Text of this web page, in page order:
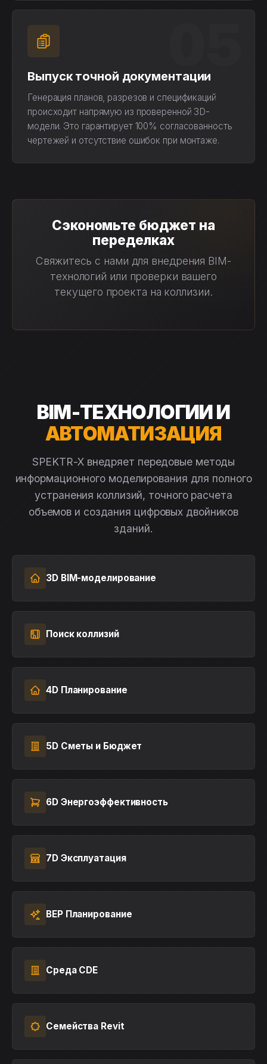
Выпуск точной документации
Генерация планов, разрезов и спецификаций
происходит напрямую из проверенной 3D-
модели. Это гарантирует 100% согласованность
чертежей и отсутствие ошибок при монтаже.
Сэкономьте бюджет на
переделках
Свяжитесь с нами для внедрения BIM-
технологий или проверки вашего
текущего проекта на коллизии.
BIM-ТЕХНОЛОГИИ И
АВТОМАТИЗАЦИЯ
SPEKTR-X внедряет передовые методы
информационного моделирования для полного
устранения коллизий, точного расчета
объемов и создания цифровых двойников
зданий.
3D BIM-моделирование
Поиск коллизий
4D Планирование
5D Сметы и Бюджет
6D Энергоэффективность
7D Эксплуатация
BEP Планирование
Среда CDE
Семейства Revit